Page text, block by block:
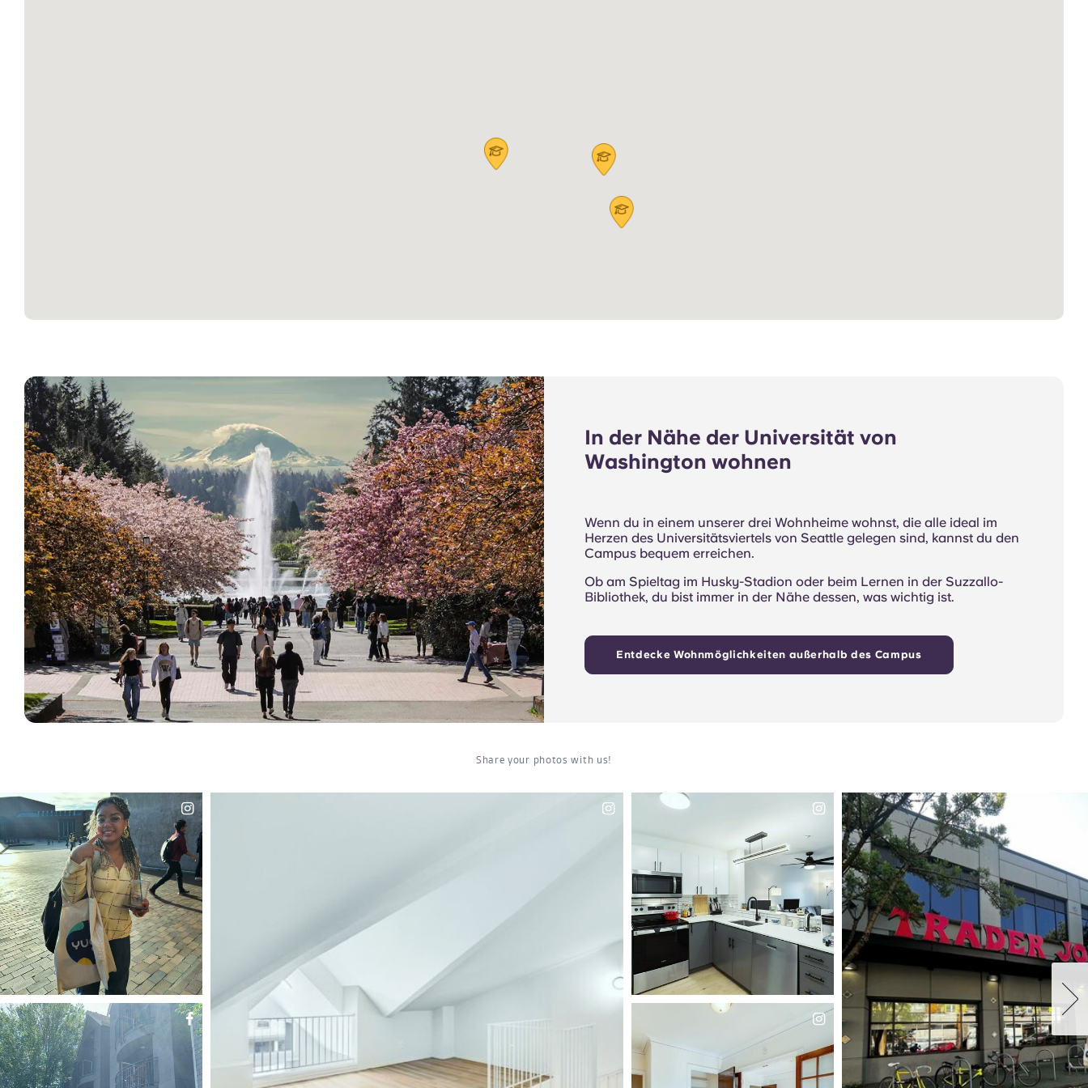
In der Nähe der Universität von
Washington wohnen
Wenn du in einem unserer drei Wohnheime wohnst, die alle ideal im
Herzen des Universitätsviertels von Seattle gelegen sind, kannst du den
Campus bequem erreichen.
Ob am Spieltag im Husky-Stadion oder beim Lernen in der Suzzallo-
Bibliothek, du bist immer in der Nähe dessen, was wichtig ist.
Entdecke Wohnmöglichkeiten außerhalb des Campus